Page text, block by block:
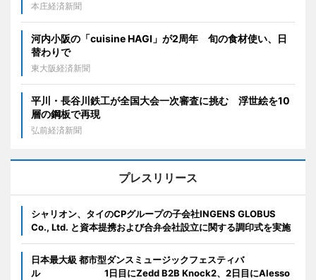
本庄経済新聞
河内小阪の「cuisine HAGI」が2周年 旬の食材使い、日
替わりで
東大阪経済新聞
平川・長谷川鉄工が全国大会一次審査に挑む 浮世絵を10
層の鋼板で再現
弘前経済新聞
プレスリリース
シャリオン、タイのCPグループの子会社INGENS GLOBUS
Co., Ltd. と資本提携および合弁会社設立に関する調印式を実施
日本最大級 都市型ダンスミュージックフェスティバ
ル 1日目にZedd B2B Knock2、2日目にAlesso